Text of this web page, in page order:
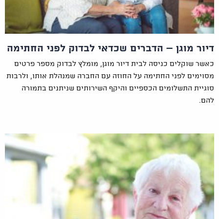
דיור מוגן – הדברים שכדאי לבדוק לפני החתימה
כאשר שוקלים כניסה לבית דיור מוגן, מומלץ לבדוק מספר פרטים
מסוימים לפני החתימה על החוזה עם החברה שמנהלת אותו, ולרבות
סוגיית התשלומים הכספיים והיקף השירותים שניתנים בתמורה
להם.